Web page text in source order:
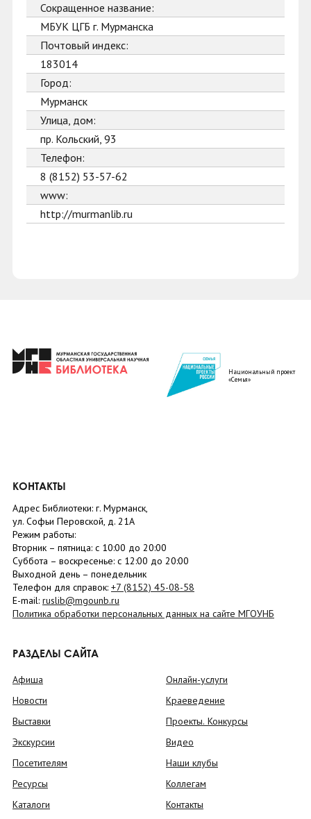
Сокращенное название:
МБУК ЦГБ г. Мурманска
Почтовый индекс:
183014
Город:
Мурманск
Улица, дом:
пр. Кольский, 93
Телефон:
8 (8152) 53-57-62
www:
http://murmanlib.ru
Национальный проект
«Семья»
КОНТАКТЫ
Адрес Библиотеки: г. Мурманск,
ул. Софьи Перовской, д. 21А
Режим работы:
Вторник – пятница: с 10:00 до 20:00
Суббота – воскресенье: c 12:00 до 20:00
Выходной день – понедельник
Телефон для справок: +7 (8152) 45-08-58
E-mail: ruslib@mgounb.ru
Политика обработки персональных данных на сайте МГОУНБ
РАЗДЕЛЫ САЙТА
Афиша
Новости
Выставки
Экскурсии
Посетителям
Ресурсы
Каталоги
Онлайн-услуги
Краеведение
Проекты. Конкурсы
Видео
Наши клубы
Коллегам
Контакты